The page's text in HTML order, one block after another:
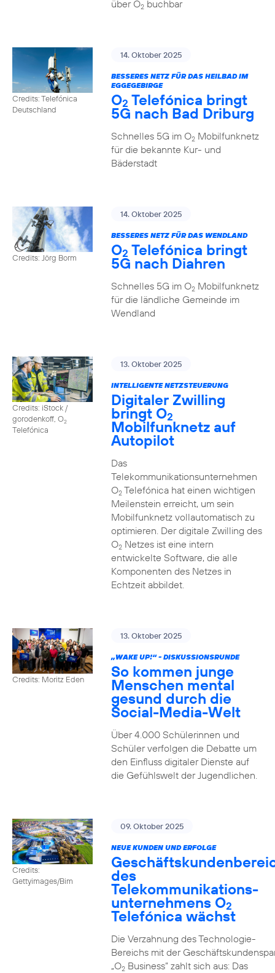
über O2buchbar
Credits: Telefónica
Deutschland
14. Oktober 2025
BESSERES NETZ FÜR DAS HEILBAD IM
EGGEGEBIRGE
O2 Telefónica bringt
5G nach Bad Driburg
Schnelles 5G im O2Mobilfunknetz
für die bekannte Kur- und
Bäderstadt
Credits: Jörg Borm
14. Oktober 2025
BESSERES NETZ FÜR DAS WENDLAND
O2 Telefónica bringt
5G nach Diahren
Schnelles 5G im O2Mobilfunknetz
für die ländliche Gemeinde im
Wendland
Credits: iStock /
gorodenkoff, O2
Telefónica
13. Oktober 2025
INTELLIGENTE NETZSTEUERUNG
Digitaler Zwilling
bringt O2
Mobilfunknetz auf
Autopilot
Das
Telekommunikationsunternehmen
O2Telefónica hat einen wichtigen
Meilenstein erreicht, um sein
Mobilfunknetz vollautomatisch zu
optimieren. Der digitale Zwilling des
O2Netzes ist eine intern
entwickelte Software, die alle
Komponenten des Netzes in
Echtzeit abbildet.
Credits: Moritz Eden
13. Oktober 2025
„WAKE UP!“ - DISKUSSIONSRUNDE
So kommen junge
Menschen mental
gesund durch die
Social-Media-Welt
Über 4.000 Schülerinnen und
Schüler verfolgen die Debatte um
den Einfluss digitaler Dienste auf
die Gefühlswelt der Jugendlichen.
Credits:
Gettyimages/Bim
09. Oktober 2025
NEUE KUNDEN UND ERFOLGE
des
Telekommunikations­
unternehmens O2
Telefónica wächst
Die Verzahnung des Technologie-
Bereichs mit der
„O2Business” zahlt sich aus: Das